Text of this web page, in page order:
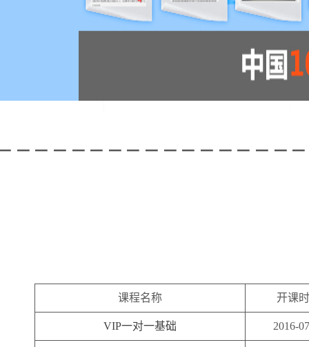
课程名称 开课
VIP一对一基础 2016-